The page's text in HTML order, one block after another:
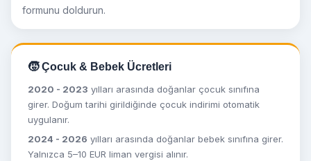
formunu doldurun.
🧒 Çocuk & Bebek Ücretleri
2020 - 2023 yılları arasında doğanlar çocuk sınıfına
girer. Doğum tarihi girildiğinde çocuk indirimi otomatik
uygulanır.
2024 - 2026 yılları arasında doğanlar bebek sınıfına girer.
Yalnızca 5–10 EUR liman vergisi alınır.